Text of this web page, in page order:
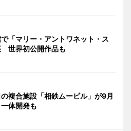
「マリー・アントワネット・ス
世界初公開作品も
複合施設「相鉄ムービル」が9月
体開発も